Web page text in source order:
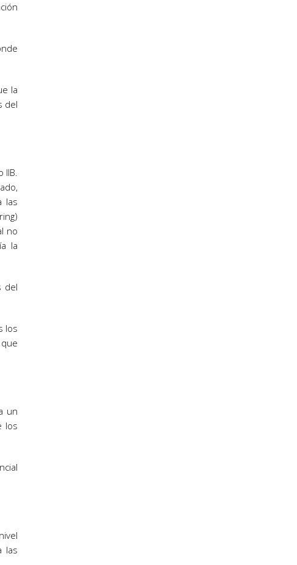
la
del
IIB.
las
no
la
del
los
un
los
las